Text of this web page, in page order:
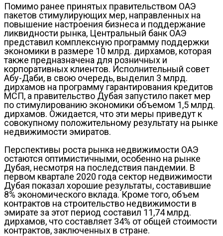
Помимо ранее принятых правительством ОАЭ
пакетов стимулирующих мер, направленных на
повышение настроения бизнеса и поддержание
ликвидности рынка, Центральный банк ОАЭ
представил комплексную программу поддержки
экономики в размере 10 млрд. дирхамов, которая
также предназначена для розничных и
корпоративных клиентов. Исполнительный совет
Абу-Даби, в свою очередь, выделил 3 млрд.
дирхамов на программу гарантирования кредитов
МСП, а правительство Дубая запустило пакет мер
по стимулированию экономики объемом 1,5 млрд.
дирхамов. Ожидается, что эти меры приведут к
совокупному положительному результату на рынке
недвижимости эмиратов.
Перспективы роста рынка недвижимости ОАЭ
остаются оптимистичными, особенно на рынке
Дубая, несмотря на последствия пандемии. В
первом квартале 2020 года сектор недвижимости
Дубая показал хорошие результаты, составившие
8% экономического вклада. Кроме того, объем
контрактов на строительство недвижимости в
эмирате за этот период составил 11,74 млрд.
дирхамов, что составляет 34% от общей стоимости
контрактов, заключенных в стране.